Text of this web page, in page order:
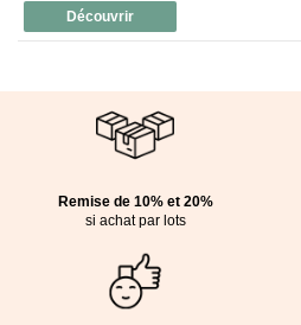
Découvrir
Remise de 10% et 20%
si achat par lots